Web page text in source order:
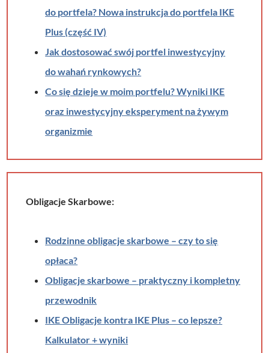
do portfela? Nowa instrukcja do portfela IKE
Plus (część IV)
Jak dostosować swój portfel inwestycyjny
do wahań rynkowych?
Co się dzieje w moim portfelu? Wyniki IKE
oraz inwestycyjny eksperyment na żywym
organizmie
Obligacje Skarbowe:
Rodzinne obligacje skarbowe – czy to się
opłaca?
Obligacje skarbowe – praktyczny i kompletny
przewodnik
IKE Obligacje kontra IKE Plus – co lepsze?
Kalkulator + wyniki